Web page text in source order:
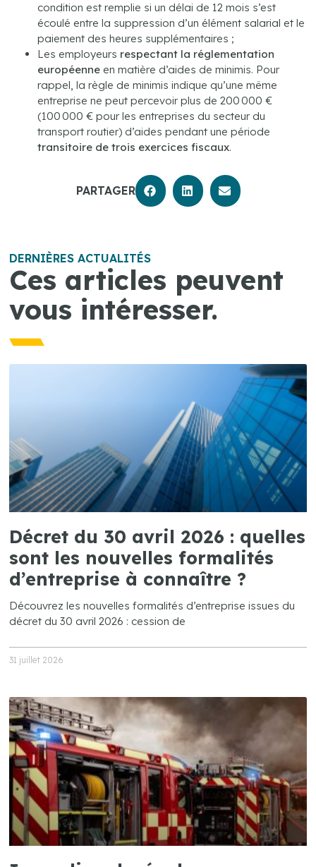
condition est remplie si un délai de 12 mois s’est
écoulé entre la suppression d’un élément salarial et le
paiement des heures supplémentaires ;
Les employeurs respectant la réglementation
européenne en matière d’aides de minimis. Pour
rappel, la règle de minimis indique qu’une même
entreprise ne peut percevoir plus de 200 000 €
(100 000 € pour les entreprises du secteur du
transport routier) d’aides pendant une période
transitoire de trois exercices fiscaux.
PARTAGER
DERNIÈRES ACTUALITÉS
Ces articles peuvent
vous intéresser.
Décret du 30 avril 2026 : quelles
sont les nouvelles formalités
d’entreprise à connaître ?
Découvrez les nouvelles formalités d’entreprise issues du
décret du 30 avril 2026 : cession de
31 juillet 2026